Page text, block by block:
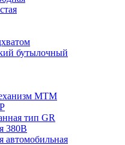
бутылочный
МТМ
тип GR
380В
автомобильная